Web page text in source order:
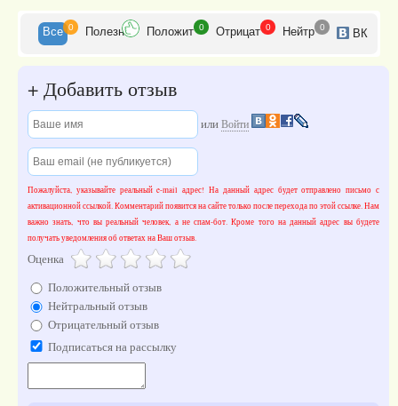
Все 0 Полезн Положит 0 Отрицат 0 Нейтр 0 ВК
+ Добавить отзыв
илиВойти
Пожалуйста, указывайте реальный e-mail адрес! На данный адрес будет отправлено письмо с
активационной ссылкой. Комментарий появится на сайте только после перехода по этой ссылке. Нам
важно знать, что вы реальный человек, а не спам-бот. Кроме того на данный адрес вы будете
получать уведомления об ответах на Ваш отзыв.
Оценка
Положительный отзыв
Нейтральный отзыв
Отрицательный отзыв
Подписаться на рассылку